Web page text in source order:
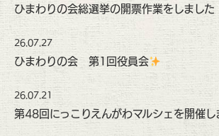
ひまわりの会総選挙の開票作業をしました
26.07.27
ひまわりの会 第1回役員会
26.07.21
第48回にっこりえんがわマルシェを開催し